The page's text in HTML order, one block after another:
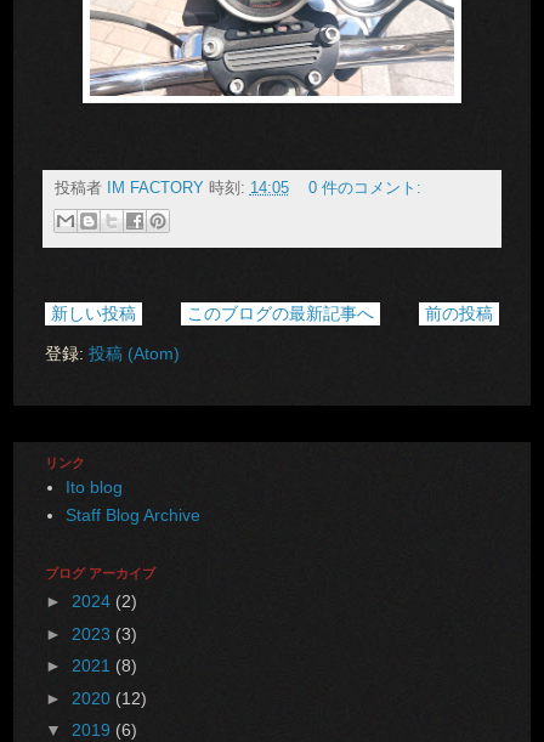
投稿者 IM FACTORY 時刻: 14:05 0 件のコメント:
新しい投稿 前の投稿
このブログの最新記事へ
登録: 投稿 (Atom)
リンク
Ito blog
Staff Blog Archive
ブログ アーカイブ
► 2024 (2)
► 2023 (3)
► 2021 (8)
► 2020 (12)
▼ 2019 (6)